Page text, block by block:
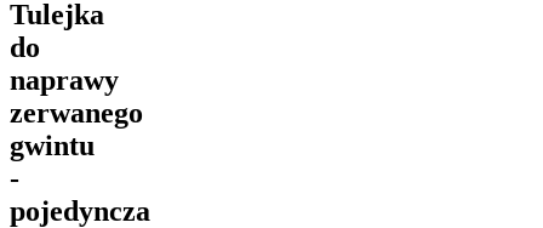
Tulejka
do
naprawy
zerwanego
gwintu
-
pojedyncza